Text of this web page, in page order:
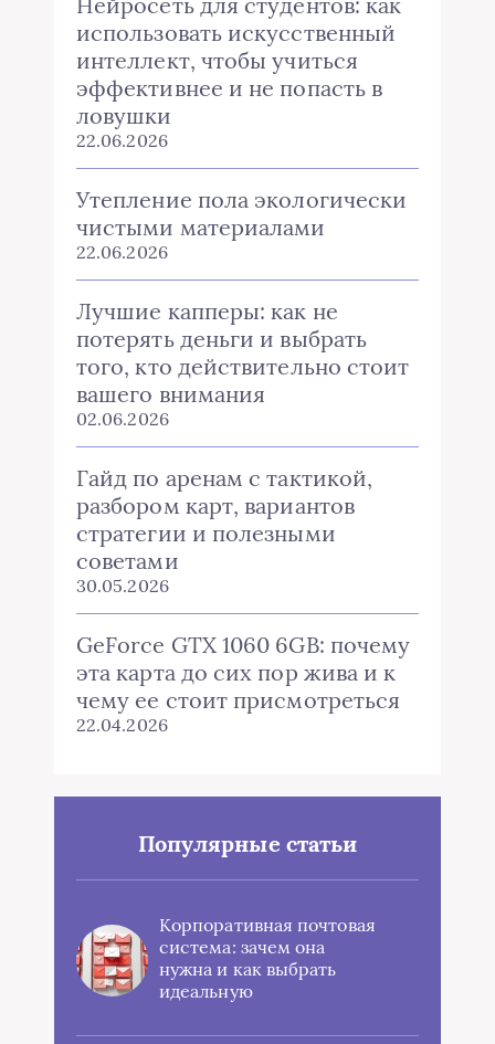
использовать искусственный
интеллект, чтобы учиться
эффективнее и не попасть в
ловушки
22.06.2026
Утепление пола экологически
чистыми материалами
22.06.2026
Лучшие капперы: как не
потерять деньги и выбрать
того, кто действительно стоит
вашего внимания
02.06.2026
Гайд по аренам с тактикой,
разбором карт, вариантов
стратегии и полезными
советами
30.05.2026
GeForce GTX 1060 6GB: почему
эта карта до сих пор жива и к
чему ее стоит присмотреться
22.04.2026
Популярные статьи
Корпоративная почтовая
система: зачем она
нужна и как выбрать
идеальную